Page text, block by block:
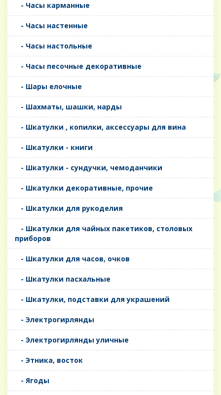
- Часы карманные
- Часы настенные
- Часы настольные
- Часы песочные декоративные
- Шары елочные
- Шахматы, шашки, нарды
- Шкатулки , копилки, аксессуары для вина
- Шкатулки - книги
- Шкатулки - сундучки, чемоданчики
- Шкатулки декоративные, прочие
- Шкатулки для рукоделия
- Шкатулки для чайных пакетиков, столовых
приборов
- Шкатулки для часов, очков
- Шкатулки пасхальные
- Шкатулки, подставки для украшений
- Электрогирлянды
- Электрогирлянды уличные
- Этника, восток
- Ягоды